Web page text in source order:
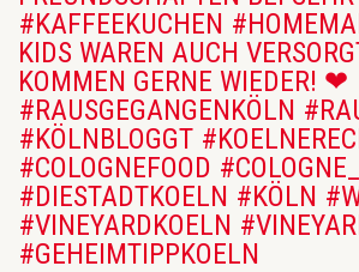
#KAFFEEKUCHEN
KIDS WAREN AUCH
KOMMEN GERNE WIEDER! ❤
#RAUSGEGANGENKÖLN
#KÖLNBLOGGT
#COLOGNEFOOD
#DIESTADTKOELN #KÖLN
#VINEYARDKOELN
#GEHEIMTIPPKOELN